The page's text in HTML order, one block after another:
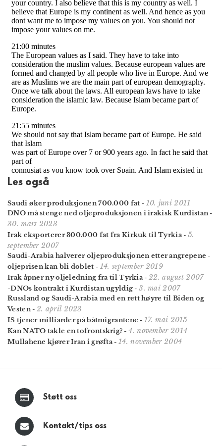
Les også
Saudi øker produksjonen 700.000 fat - 10. juni 2011
DNO må stenge ned oljeproduksjonen i irakisk Kurdistan-
30. mars 2023
Irak eksporterer 300.000 fat fra Kirkuk til Tyrkia - 5.
september 2007
Saudi-Arabia halverer oljeproduksjonen etter angrepene -
oljeprisen kan bli doblet - 14. september 2019
Irak åpner ny oljeledning fra til Tyrkia - 22. august 2007
-DNOs kontrakt i Kurdistan ugyldig -3. mai 2007
Russland og Saudi-Arabia med en rett høyre til Biden og
Vesten- 2. april 2023
IS tjener milliarder på båtmigrantene -17. mai 2015
Kan NATO takle en tofrontskrig? -4. november 2014
Mullahene kjører Iran i grøfta - 14. november 2004
Støtt oss
Kontakt/tips oss